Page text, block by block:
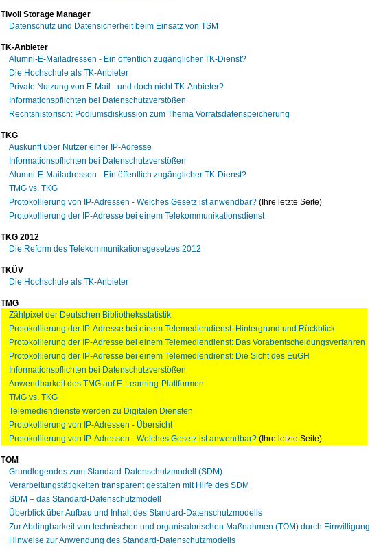
Tivoli Storage Manager
Datenschutz und Datensicherheit beim Einsatz von TSM
TK-Anbieter
Alumni-E-Mailadressen - Ein öffentlich zugänglicher TK-Dienst?
Die Hochschule als TK-Anbieter
Private Nutzung von E-Mail - und doch nicht TK-Anbieter?
Informationspflichten bei Datenschutzverstößen
Rechtshistorisch: Podiumsdiskussion zum Thema Vorratsdatenspeicherung
TKG
Auskunft über Nutzer einer IP-Adresse
Informationspflichten bei Datenschutzverstößen
Alumni-E-Mailadressen - Ein öffentlich zugänglicher TK-Dienst?
TMG vs. TKG
Protokollierung von IP-Adressen - Welches Gesetz ist anwendbar? (Ihre letzte Seite)
Protokollierung der IP-Adresse bei einem Telekommunikationsdienst
TKG 2012
Die Reform des Telekommunikationsgesetzes 2012
TKÜV
Die Hochschule als TK-Anbieter
TMG
Zählpixel der Deutschen Bibliotheksstatistik
Protokollierung der IP-Adresse bei einem Telemediendienst: Hintergrund und Rückblick
Protokollierung der IP-Adresse bei einem Telemediendienst: Das Vorabentscheidungsverfahren
Protokollierung der IP-Adresse bei einem Telemediendienst: Die Sicht des EuGH
Informationspflichten bei Datenschutzverstößen
Anwendbarkeit des TMG auf E-Learning-Plattformen
TMG vs. TKG
Telemediendienste werden zu Digitalen Diensten
Protokollierung von IP-Adressen - Übersicht
Protokollierung von IP-Adressen - Welches Gesetz ist anwendbar? (Ihre letzte Seite)
TOM
Grundlegendes zum Standard-Datenschutzmodell (SDM)
Verarbeitungstätigkeiten transparent gestalten mit Hilfe des SDM
SDM – das Standard-Datenschutzmodell
Überblick über Aufbau und Inhalt des Standard-Datenschutzmodells
Zur Abdingbarkeit von technischen und organisatorischen Maßnahmen (TOM) durch Einwilligung
Hinweise zur Anwendung des Standard-Datenschutzmodells